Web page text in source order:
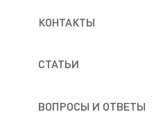
КОНТАКТЫ
СТАТЬИ
ВОПРОСЫ И ОТВЕТЫ